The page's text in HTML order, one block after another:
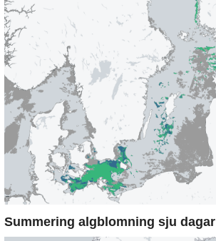
Summering algblomning sju dagar